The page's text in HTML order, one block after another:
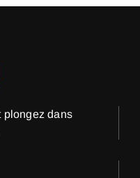
plongez dans